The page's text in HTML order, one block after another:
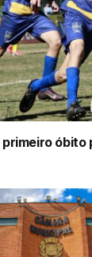
óbito